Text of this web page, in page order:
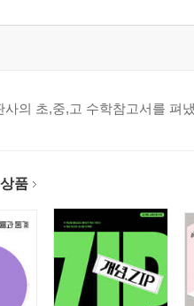
사의 초,중,고 수학참고서를 펴
품